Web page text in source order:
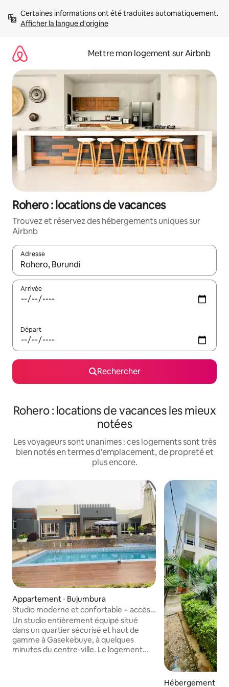
directement
Afficher la langue d'origine
Mettre mon logement sur Airbnb
Rohero : locations de vacances
Trouvez et réservez des hébergements uniques sur
Airbnb
Adresse
Lorsque les résultats s'affichent, utilisez les flèches vers le
Arrivée
Départ
Rechercher
Rohero : locations de vacances les mieux
notées
Les voyageurs sont unanimes : ces logements sont très
bien notés en termes d'emplacement, de propreté et
plus encore.
Appartement ⋅ Bujumbura
Studio moderne et confortable + accès
piscine et salle de sport
Un studio entièrement équipé situé
dans un quartier sécurisé et haut de
gamme à Gasekebuye, à quelques
minutes du centre-ville. Le logement
Hébergement ⋅